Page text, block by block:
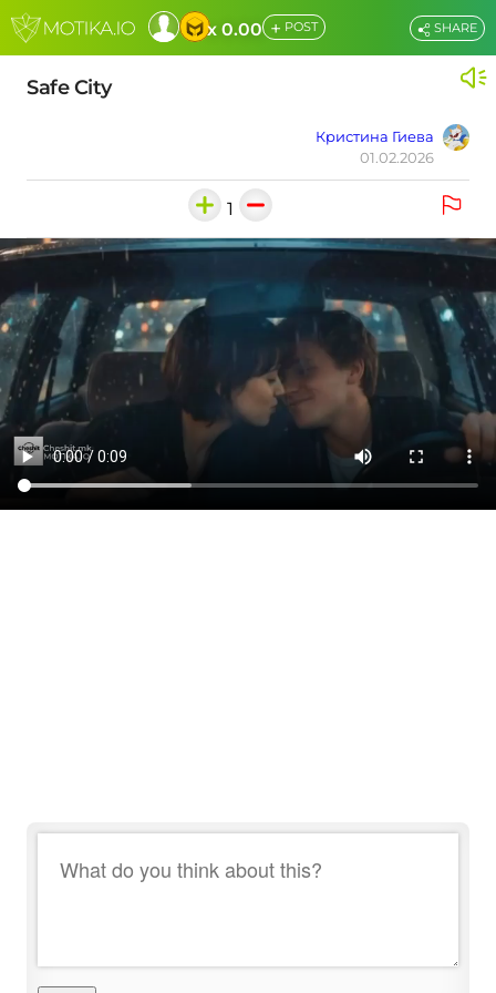
x 0.00 + POST
Safe City
Кристина Гиева
01.02.2026
SHARE
1